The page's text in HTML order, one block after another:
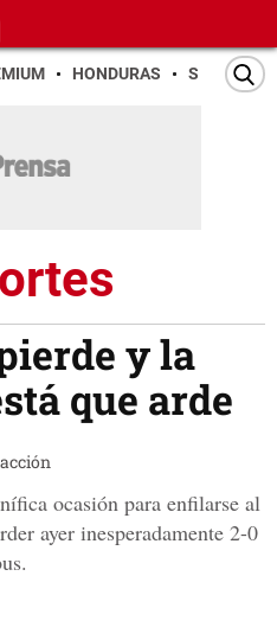
HONDURAS SAN PEDRO
y la
que arde
ocasión para enfilarse al
ayer inesperadamente 2-0